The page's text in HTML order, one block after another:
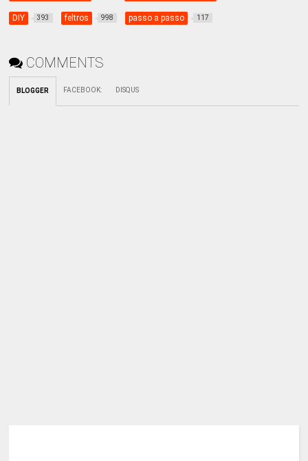
DIY 393 feltros 998 passo a passo 117
COMMENTS
BLOGGER FACEBOOK: DISQUS